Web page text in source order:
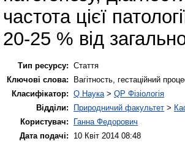
частота цієї
20-25 % від
Тип ресурсу: Стаття
Ключові слова:
Вагітность, гестаційний
Класифікатор: Q Наука > QP Фізіологія
Відділи:
Природничий факультет >
Користувач:
Ганна Федорович
Дата подачі:
10 Квіт 2014 08:48